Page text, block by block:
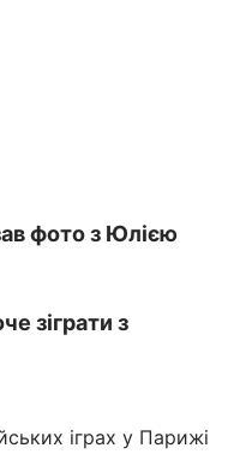
фото з Юлією
зіграти з
іграх у Парижі